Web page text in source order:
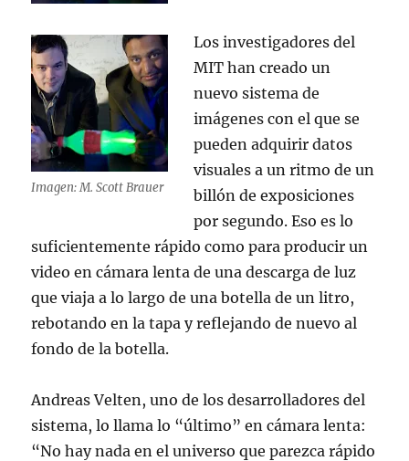
Imagen: M. Scott Brauer
Los investigadores del
MIT han creado un
nuevo sistema de
imágenes con el que se
pueden adquirir datos
visuales a un ritmo de un
billón de exposiciones
por segundo. Eso es lo
suficientemente rápido como para producir un
video en cámara lenta de una descarga de luz
que viaja a lo largo de una botella de un litro,
rebotando en la tapa y reflejando de nuevo al
fondo de la botella.
Andreas Velten, uno de los desarrolladores del
sistema, lo llama lo “último” en cámara lenta:
“No hay nada en el universo que parezca rápido